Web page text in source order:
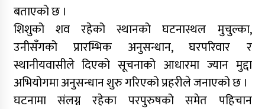
बताएको छ ।
शिशुको शव रहेको स्थानको घटनास्थल मुचुल्का,
उनीसँगको प्रारम्भिक अनुसन्धान, घरपरिवार र
स्थानीयवासीले दिएको सूचनाको आधारमा ज्यान मुद्दा
अभियोगमा अनुसन्धान शुरु गरिएको प्रहरीले जनाएको छ ।
घटनामा संलग्न रहेका परपुरुषको समेत पहिचान